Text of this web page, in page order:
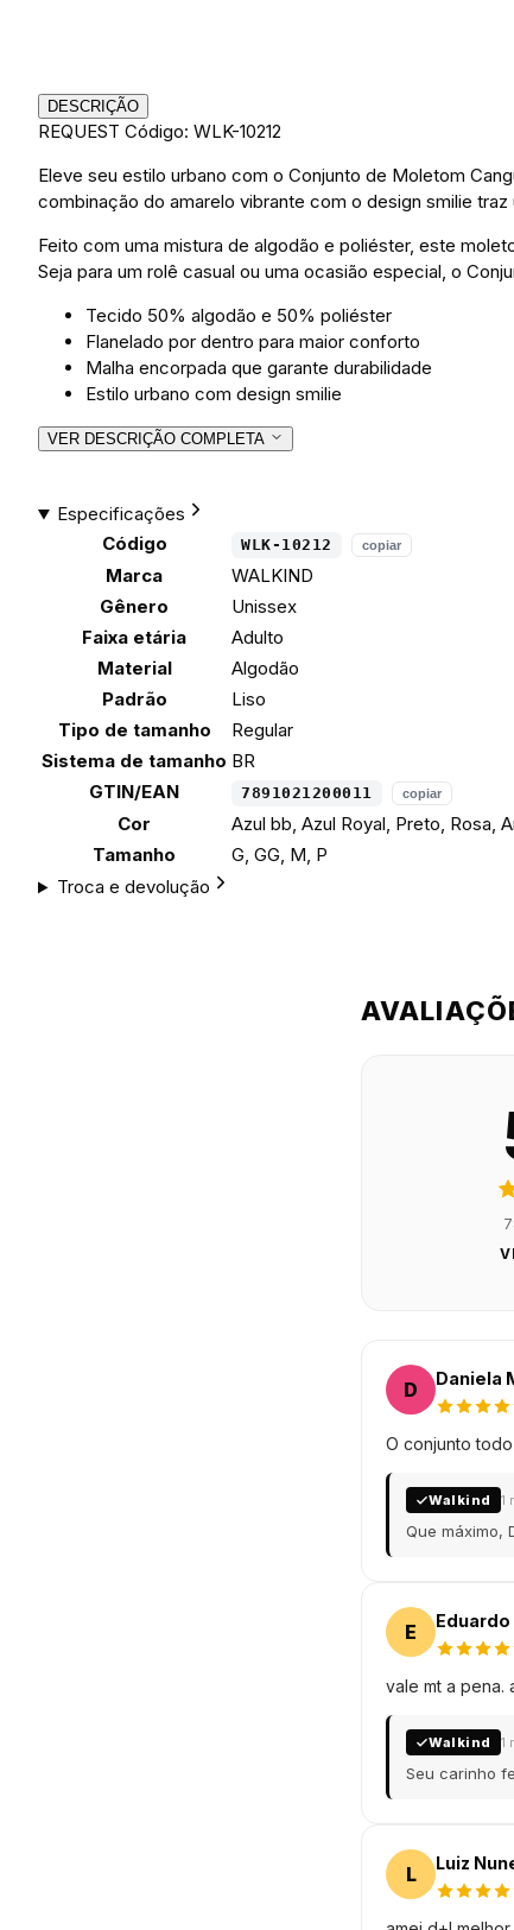
DESCRIÇÃO
REQUEST Código: WLK-10212
Eleve seu estilo urbano com o Conjunto de Moletom
combinação do amarelo vibrante com o design smilie
Feito com uma mistura de algodão e poliéster, este
Seja para um rolê casual ou uma ocasião especial, o
Tecido 50% algodão e 50% poliéster
Flanelado por dentro para maior conforto
Malha encorpada que garante durabilidade
Estilo urbano com design smilie
VER DESCRIÇÃO COMPLETA
Especificações
Código
WLK-10212 copiar
Marca
WALKIND
Gênero
Unissex
Faixa etária
Adulto
Material
Algodão
Padrão
Liso
Tipo de tamanho
Regular
Sistema de tamanho BR
GTIN/EAN
7891021200011 copiar
Cor
Azul bb, Azul Royal, Preto, Rosa,
Tamanho
G, GG, M, P
Troca e devolução
D Daniela
O conjunto
Walkind 1
Que máximo,
E
vale mt a pena.
Walkind 1
Seu carinho
L Luiz